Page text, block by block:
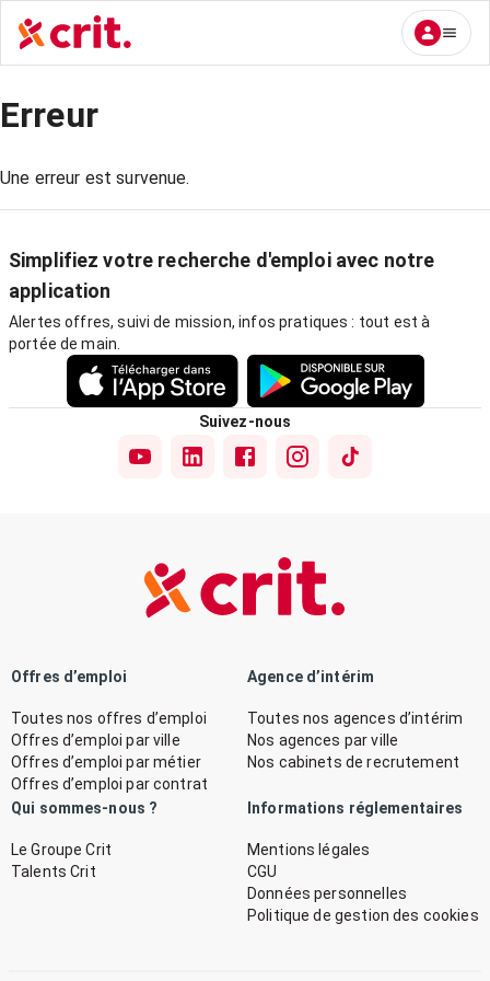
Erreur
Une erreur est survenue.
Simplifiez votre recherche d'emploi avec notre
application
Alertes offres, suivi de mission, infos pratiques : tout est à
portée de main.
Suivez-nous
Offres d’emploi
Toutes nos offres d’emploi
Offres d’emploi par ville
Offres d’emploi par métier
Offres d’emploi par contrat
Agence d’intérim
Toutes nos agences d’intérim
Nos agences par ville
Nos cabinets de recrutement
Qui sommes-nous ?
Le Groupe Crit
Talents Crit
Informations réglementaires
Mentions légales
CGU
Données personnelles
Politique de gestion des cookies